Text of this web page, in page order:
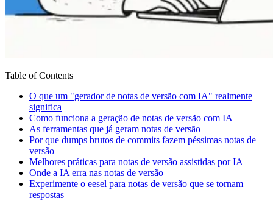
Table of Contents
O que um "gerador de notas de versão com IA" realmente
significa
Como funciona a geração de notas de versão com IA
As ferramentas que já geram notas de versão
Por que dumps brutos de commits fazem péssimas notas de
versão
Melhores práticas para notas de versão assistidas por IA
Onde a IA erra nas notas de versão
Experimente o eesel para notas de versão que se tornam
respostas